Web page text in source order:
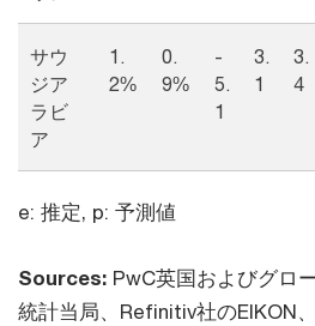
サウ
ジア
ラビ
ア
1.
2%
0.
9%
-
5.
1
3.
1
3.
4
e: 推定, p: 予測値
Sources: PwC英国およびグロ
統計当局、Refinitiv社のEIKON